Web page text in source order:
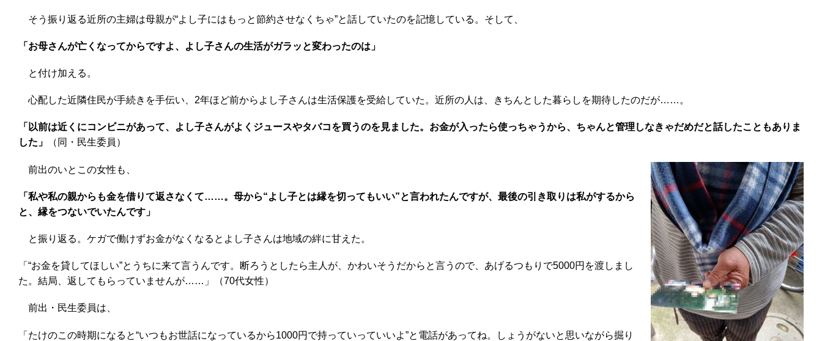
そう振り返る近所の主婦は母親が“よし子にはもっと節約させなくちゃ”と話していたのを記憶している。そして、
「お母さんが亡くなってからですよ、よし子さんの生活がガラッと変わったのは」
と付け加える。
心配した近隣住民が手続きを手伝い、2年ほど前からよし子さんは生活保護を受給していた。近所の人は、きちんとした暮らしを期待したのだが……。
「以前は近くにコンビニがあって、よし子さんがよくジュースやタバコを買うのを見ました。お金が入ったら使っちゃうから、ちゃんと管理しなきゃだめだと話したこともありま
した」
（同・民生委員）
前出のいとこの女性も、
「私や私の親からも金を借りて返さなくて……。母から“よし子とは縁を切ってもいい”と言われたんですが、最後の引き取りは私がするから
と、縁をつないでいたんです」
と振り返る。ケガで働けずお金がなくなるとよし子さんは地域の絆に甘えた。
「“お金を貸してほしい”とうちに来て言うんです。断ろうとしたら主人が、かわいそうだからと言うので、あげるつもりで5000円を渡しまし
た。結局、返してもらっていませんが……」（70代女性）
前出・民生委員は、
「たけのこの時期になると“いつもお世話になっているから1000円で持っていっていいよ”と電話があってね。しょうがないと思いながら掘り